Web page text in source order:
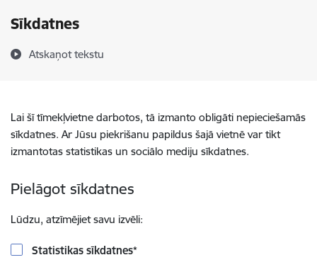
Sīkdatnes
Atskaņot tekstu
Lai šī tīmekļvietne darbotos, tā izmanto obligāti nepieciešamās
sīkdatnes. Ar Jūsu piekrišanu papildus šajā vietnē var tikt
izmantotas statistikas un sociālo mediju sīkdatnes.
Pielāgot sīkdatnes
Lūdzu, atzīmējiet savu izvēli:
Statistikas sīkdatnes*